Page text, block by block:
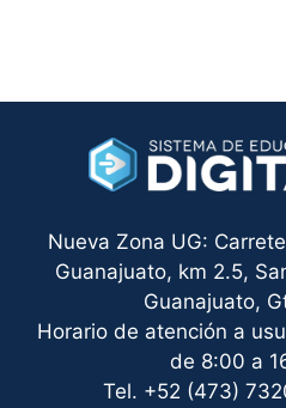
Nueva Zona UG:
Guanajuato, km 2.5,
Guanajuato,
Horario de atención a
de 8:00 a
Tel. +52 (473)